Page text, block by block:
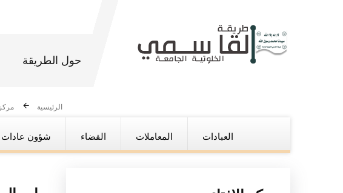
حول الطريقة
الرئيسية مركز
العبادات المعاملات القضاء شؤون عادات